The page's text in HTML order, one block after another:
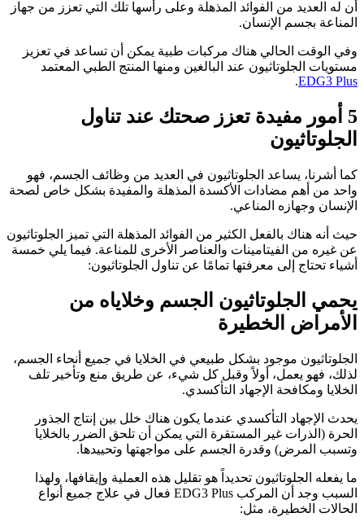
أن له العديد من الفوائد المذهلة وعلى رأسها تلك التي تعزز من جهاز
المناعة بجسم الإنسان.
وفي الوقت الحالي هناك مركبات طبية يمكن أن تساعد في تعزيز
مستويات الجلوتاثيون عند البالغين ومنها المنتج الطبي المعتمد
EDG3 Plus
.
5 أمور مفيدة تعزز صحتك عند تناول
الجلوتاثيون
كما أشرنا، يساعد الجلوتاثيون في العديد من وظائف الجسم، فهو
واحد من أهم مضادات الأكسدة المذهلة والمفيدة بشكل خاص لصحة
الإنسان وجهازه المناعي.
حيث أنه هناك بالفعل الكثير من الفوائد المذهلة التي تميز الجلوتاثيون
عن غيره من الفيتامينات والعناصر الأخرى للمناعة. فيما يلي خمسة
أشياء تحتاج إلى معرفتها تمامًا عن تناول الجلوتاثيون:
يحمي الجلوتاثيون الجسم وخلاياه من
الأمراض الخطيرة
الجلوتاثيون موجود بشكل طبيعي في الخلايا في جميع أنحاء الجسم،
لذلك، فهو يعمل، أولاً وقبل كل شيء، عن طريق منع وتأخير تلف
الخلايا ومكافحة الإجهاد التأكسدي.
يحدث الإجهاد التأكسدي عندما يكون هناك خلل بين إنتاج الجذور
الحرة (الذرات غير المستقرة التي يمكن أن تلحق الضرر بالخلايا
وتسبب المرض) وقدرة الجسم على مواجهتها وتحييدها.
ما يفعله الجلوتاثيون تحديداً هو تقليل هذه العملية وإيقافها، ولهذا
السبب وجد أن المركب EDG3 Plus فعال في علاج جميع أنواع
الحالات الخطيرة، مثل: